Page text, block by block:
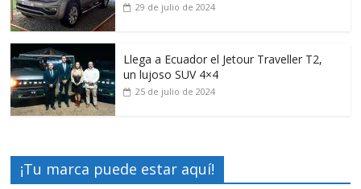
29 de julio de 2024
Llega a Ecuador el Jetour Traveller T2,
un lujoso SUV 4×4
25 de julio de 2024
¡Tu marca puede estar aquí!